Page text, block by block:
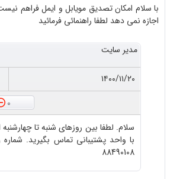
با سلام امکان تصدیق مویابل و ایمل فراهم
اجازه نمی دهد لطفا راهنمائی فرمائید
مدیر سایت
۱۴۰۰/۱۱/۲۰
0
با واحد پشتیبانی تماس بگیرید. شماره
88490108